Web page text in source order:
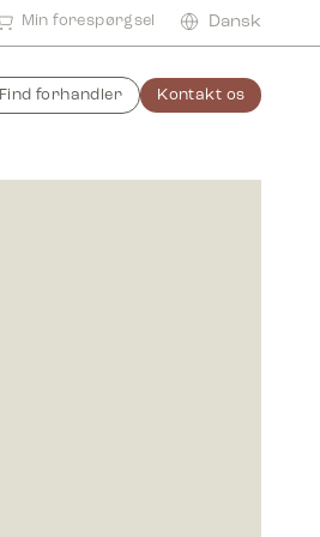
Min forespørgsel Dansk
Find forhandler Kontakt os